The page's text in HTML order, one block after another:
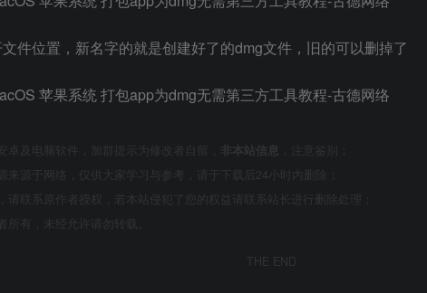
件位置，新名字的就是创建好了的dmg文件，旧的可以删掉了
卓及电脑软件，加群提示为修改者自留， 非本站信息 ，注意鉴别；
来源于网络，仅供大家学习与参考，请于下载后24小时内删除；
请联系原作者授权，若本站侵犯了您的权益请联系站长进行删除处理；
所有，未经允许请勿转载。
THE END